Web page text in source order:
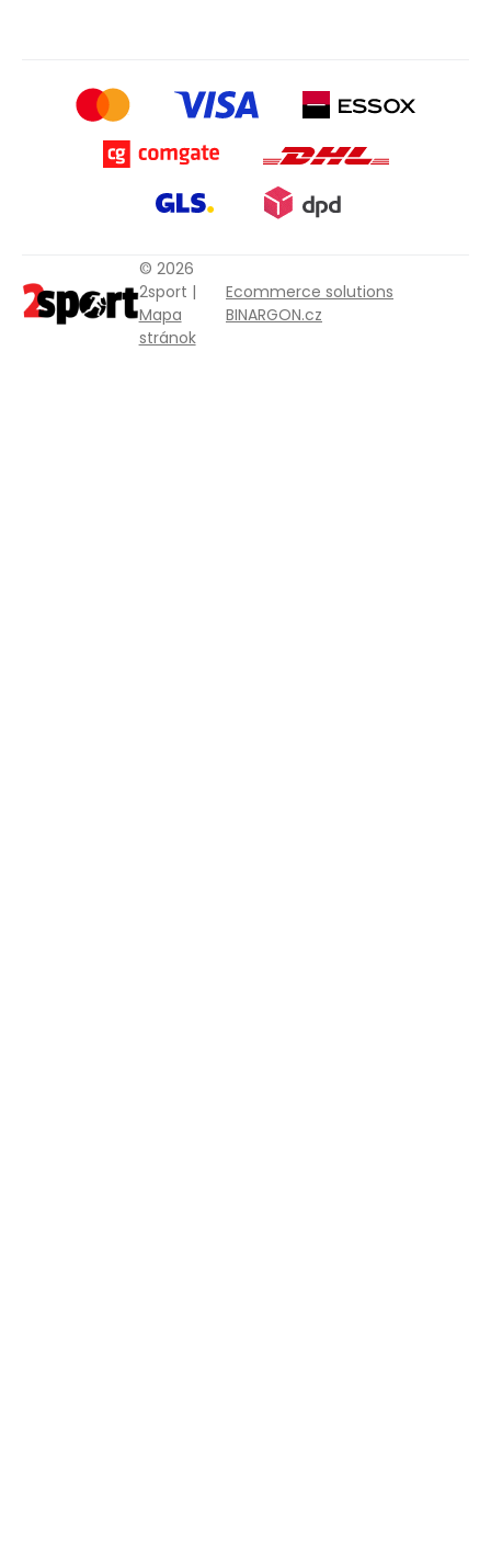
© 2026
2sport |
Mapa
stránok
Ecommerce solutions
BINARGON.cz